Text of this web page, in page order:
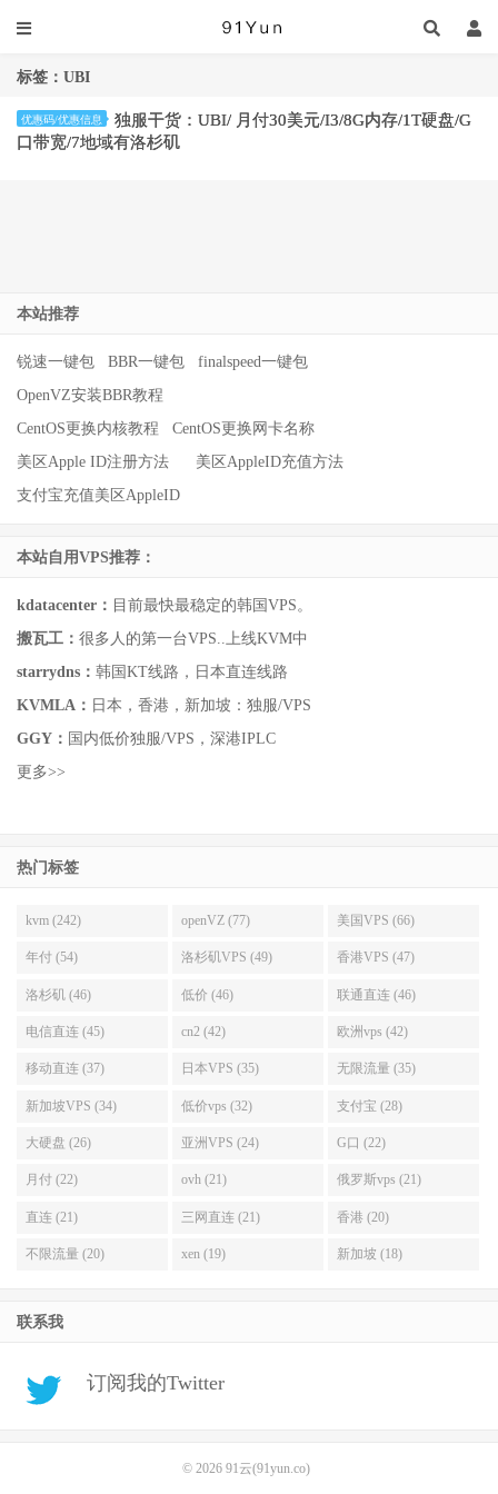
标签：UBI
优惠码/优惠信息
独服干货：UBI/ 月付30美元/I3/8G内存/1T硬盘/G
口带宽/7地域有洛杉矶
本站推荐
锐速一键包 BBR一键包
finalspeed一键包
OpenVZ安装BBR教程
CentOS更换内核教程
CentOS更换网卡名称
美区Apple ID注册方法
美区AppleID充值方法
支付宝充值美区AppleID
本站自用VPS推荐：
kdatacenter： 目前最快最稳定的韩国VPS。
搬瓦工： 很多人的第一台VPS..上线KVM中
starrydns： 韩国KT线路，日本直连线路
KVMLA： 日本，香港，新加坡：独服/VPS
GGY： 国内低价独服/VPS，深港IPLC
更多>>
热门标签
kvm (242) openVZ (77) 美国VPS (66)
年付 (54) 洛杉矶VPS (49) 香港VPS (47)
洛杉矶 (46) 低价 (46) 联通直连 (46)
电信直连 (45) cn2 (42) 欧洲vps (42)
移动直连 (37) 日本VPS (35) 无限流量 (35)
新加坡VPS (34) 低价vps (32) 支付宝 (28)
大硬盘 (26) 亚洲VPS (24) G口 (22)
月付 (22) ovh (21) 俄罗斯vps (21)
直连 (21) 三网直连 (21) 香港 (20)
不限流量 (20) xen (19) 新加坡 (18)
联系我
订阅我的Twitter
© 2026 91云(91yun.co)